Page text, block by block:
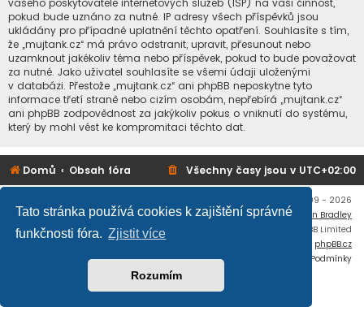
Tato stránka používá cookies k zajištění správné
funkčnosti fóra. Zjistit více
Rozumím
vašeho poskytovatele internetových služeb (ISP) na vaši činnost,
pokud bude uznáno za nutné. IP adresy všech příspěvků jsou
ukládány pro případné uplatnění těchto opatření. Souhlasíte s tím,
že „mujtank.cz“ má právo odstranit, upravit, přesunout nebo
uzamknout jakékoliv téma nebo příspěvek, pokud to bude považovat
za nutné. Jako uživatel souhlasíte se všemi údaji uloženými
v databázi. Přestože „mujtank.cz“ ani phpBB neposkytne tyto
informace třetí straně nebo cizím osobám, nepřebírá „mujtank.cz“
ani phpBB zodpovědnost za jakýkoliv pokus o vniknutí do systému,
který by mohl vést ke kompromitaci těchto dat.
Domů Obsah fóra Všechny časy jsou v UTC+02:00
Copyright © mujtank.cz 2009 - 2026
Flat Style by
Ian Bradley
Založeno na
® Forum Software © phpBB Limited
phpBB.cz
Podmínky